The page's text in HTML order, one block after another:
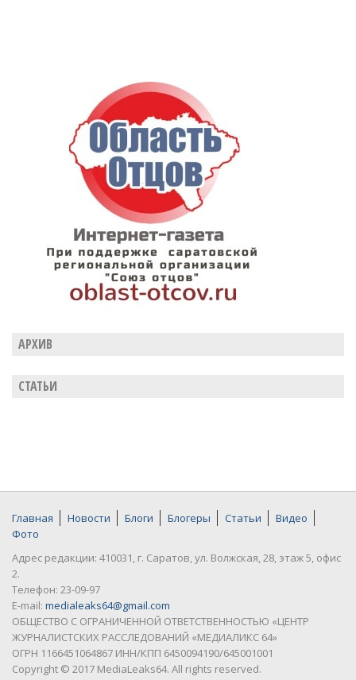
АРХИВ
СТАТЬИ
Главная Новости Блоги Блогеры Статьи
Видео
Фото
Адрес редакции: 410031, г. Саратов, ул. Волжская, 28, этаж 5, офис
2.
Телефон: 23-09-97
E-mail: medialeaks64@gmail.com
ОБЩЕСТВО С ОГРАНИЧЕННОЙ ОТВЕТСТВЕННОСТЬЮ «ЦЕНТР
ЖУРНАЛИСТСКИХ РАССЛЕДОВАНИЙ «МЕДИАЛИКС 64»
ОГРН 1166451064867 ИНН/КПП 6450094190/645001001
Copyright © 2017 MediaLeaks64. All rights reserved.